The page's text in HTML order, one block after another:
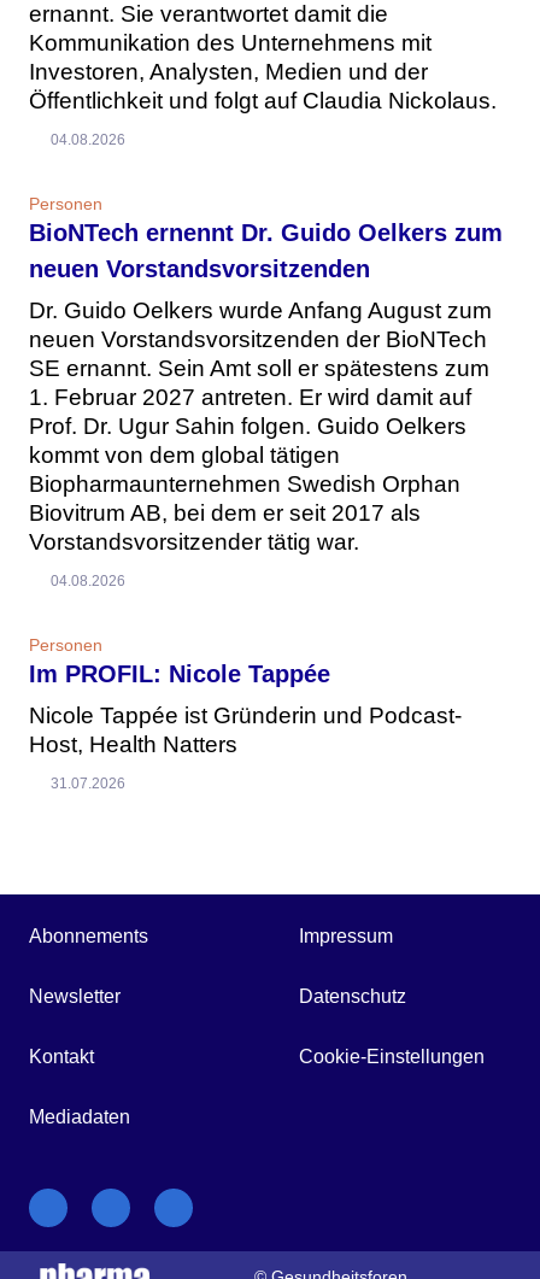
ernannt. Sie verantwortet damit die
Kommunikation des Unternehmens mit
Investoren, Analysten, Medien und der
Öffentlichkeit und folgt auf Claudia Nickolaus.
04.08.2026
Personen
BioNTech ernennt Dr. Guido Oelkers zum
neuen Vorstandsvorsitzenden
Dr. Guido Oelkers wurde Anfang August zum
neuen Vorstandsvorsitzenden der BioNTech
SE ernannt. Sein Amt soll er spätestens zum
1. Februar 2027 antreten. Er wird damit auf
Prof. Dr. Ugur Sahin folgen. Guido Oelkers
kommt von dem global tätigen
Biopharmaunternehmen Swedish Orphan
Biovitrum AB, bei dem er seit 2017 als
Vorstandsvorsitzender tätig war.
04.08.2026
Personen
Im PROFIL: Nicole Tappée
Nicole Tappée ist Gründerin und Podcast-
Host, Health Natters
31.07.2026
Abonnements
Newsletter
Kontakt
Mediadaten
Impressum
Datenschutz
Cookie-Einstellungen